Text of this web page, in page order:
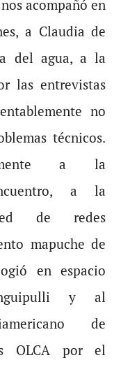
acompañó en
a Claudia de
del agua, a la
las entrevistas
no
técnicos.
a la
a la
de redes
mapuche de
en espacio
y al
de
OLCA por el